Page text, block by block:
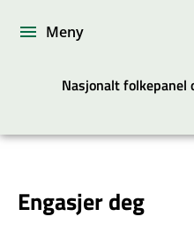
Nasjonalt
Meny
Engasjer deg